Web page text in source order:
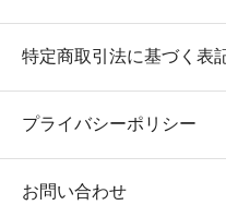
特定商取引法に基づく表
プライバシーポリシー
お問い合わせ